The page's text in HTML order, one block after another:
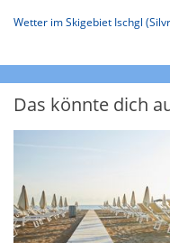
Wetter im Skigebiet Ischgl
Das könnte dich